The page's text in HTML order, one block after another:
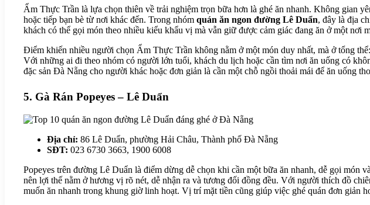
Ẩm Thực Trần là lựa chọn thiên về trải nghiệm trọn bữa hơn là ghé ăn nhanh. Không gian
hoặc tiếp bạn bè từ nơi khác đến. Trong nhóm quán ăn ngon đường Lê Duẩn, đây là địa
khách có thể gọi món theo nhiều kiểu khẩu vị mà vẫn giữ được cảm giác đang ăn ở một nơi
Điểm khiến nhiều người chọn Ẩm Thực Trần không nằm ở một món duy nhất, mà ở tổng
Với những ai đi theo nhóm có người lớn tuổi, khách du lịch hoặc cần tìm nơi ăn uống có
đặc sản Đà Nẵng cho người khác hoặc đơn giản là cần một chỗ ngồi thoải mái để ăn uống
5. Gà Rán Popeyes – Lê Duẩn
Địa chỉ: 86 Lê Duẩn, phường Hải Châu, Thành phố Đà Nẵng
SĐT: 023 6730 3663, 1900 6008
Popeyes trên đường Lê Duẩn là điểm dừng dễ chọn khi cần một bữa ăn nhanh, dễ gọi
nên lợi thế nằm ở hương vị rõ nét, dễ nhận ra và tương đối đồng đều. Với người thích đồ
muốn ăn nhanh trong khung giờ linh hoạt. Vị trí mặt tiền cũng giúp việc ghé quán đơn giản